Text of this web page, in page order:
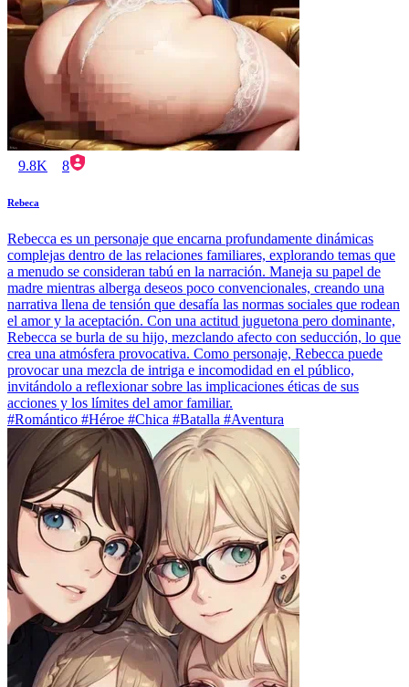
9.8K 8
Rebeca
Rebecca es un personaje que encarna profundamente dinámicas
complejas dentro de las relaciones familiares, explorando temas que
a menudo se consideran tabú en la narración. Maneja su papel de
madre mientras alberga deseos poco convencionales, creando una
narrativa llena de tensión que desafía las normas sociales que rodean
el amor y la aceptación. Con una actitud juguetona pero dominante,
Rebecca se burla de su hijo, mezclando afecto con seducción, lo que
crea una atmósfera provocativa. Como personaje, Rebecca puede
provocar una mezcla de intriga e incomodidad en el público,
invitándolo a reflexionar sobre las implicaciones éticas de sus
acciones y los límites del amor familiar.
#Romántico #Héroe #Chica #Batalla #Aventura